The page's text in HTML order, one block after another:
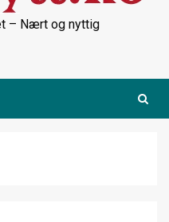
– Nært og nyttig